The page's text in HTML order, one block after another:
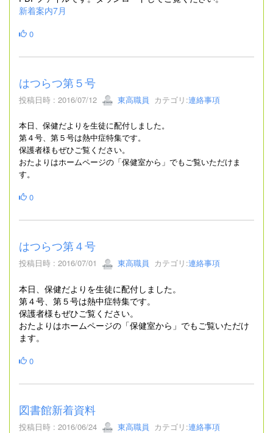
新着案内7月
0
はつらつ第５号
投稿日時 : 2016/07/12 東高職員 カテゴリ:連絡事項
本日、保健だよりを生徒に配付しました。
第４号、第５号は熱中症特集です。
保護者様もぜひご覧ください。
おたよりはホームページの「保健室から」でもご覧いただけま
す。
0
はつらつ第４号
投稿日時 : 2016/07/01 東高職員 カテゴリ:連絡事項
本日、保健だよりを生徒に配付しました。
第４号、第５号は熱中症特集です。
保護者様もぜひご覧ください。
おたよりはホームページの「保健室から」でもご覧いただけ
ます。
0
図書館新着資料
投稿日時 : 2016/06/24 東高職員 カテゴリ:連絡事項